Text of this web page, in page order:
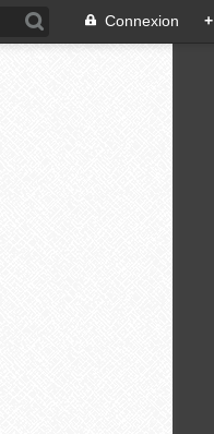
Connexion +